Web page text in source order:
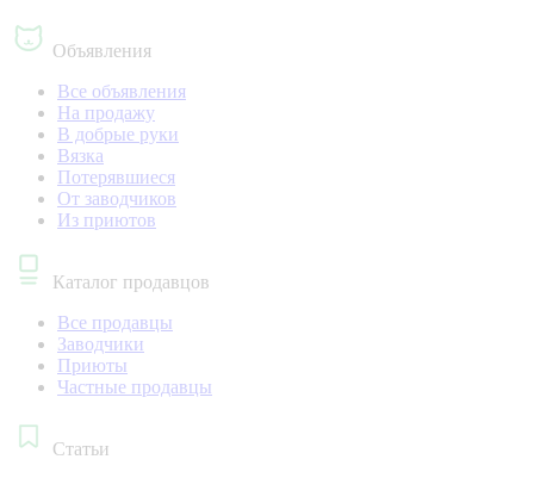
Объявления
Все объявления
На продажу
В добрые руки
Вязка
Потерявшиеся
От заводчиков
Из приютов
Каталог продавцов
Все продавцы
Заводчики
Приюты
Частные продавцы
Статьи